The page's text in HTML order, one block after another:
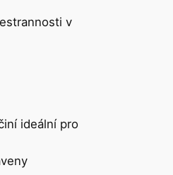
v
ideální pro